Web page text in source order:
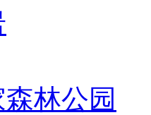
林公园